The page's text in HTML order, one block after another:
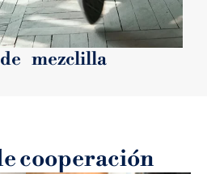
mezclilla
cooperación